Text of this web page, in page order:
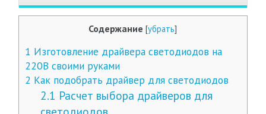
Содержание [убрать]
1 Изготовление драйвера светодиодов на
220В своими руками
2 Как подобрать драйвер для светодиодов
2.1 Расчет выбора драйверов для